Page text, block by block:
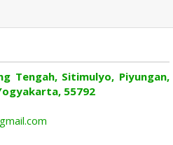
Tengah, Sitimulyo, Piyungan,
55792